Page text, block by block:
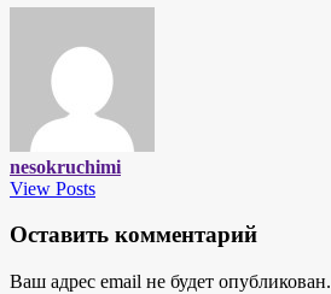
nesokruchimi
View Posts
Оставить комментарий
Ваш адрес email не будет опубликован.